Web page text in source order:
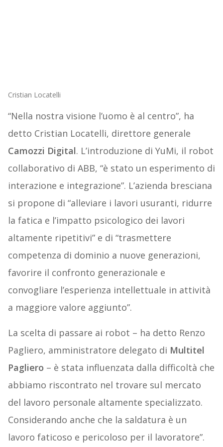
Cristian Locatelli
“Nella nostra visione l’uomo è al centro”, ha
detto Cristian Locatelli, direttore generale
Camozzi Digital. L’introduzione di YuMi, il robot
collaborativo di ABB, “è stato un esperimento di
interazione e integrazione”. L’azienda bresciana
si propone di “alleviare i lavori usuranti, ridurre
la fatica e l’impatto psicologico dei lavori
altamente ripetitivi” e di “trasmettere
competenza di dominio a nuove generazioni,
favorire il confronto generazionale e
convogliare l’esperienza intellettuale in attività
a maggiore valore aggiunto”.
La scelta di passare ai robot – ha detto Renzo
Pagliero, amministratore delegato di Multitel
Pagliero – è stata influenzata dalla difficoltà che
abbiamo riscontrato nel trovare sul mercato
del lavoro personale altamente specializzato.
Considerando anche che la saldatura è un
lavoro faticoso e pericoloso per il lavoratore”.